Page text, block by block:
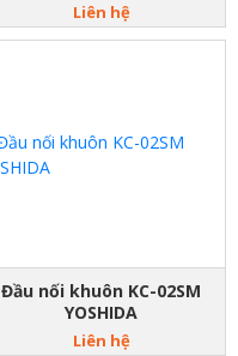
Liên hệ
Đầu nối khuôn KC-02SM
YOSHIDA
Liên hệ